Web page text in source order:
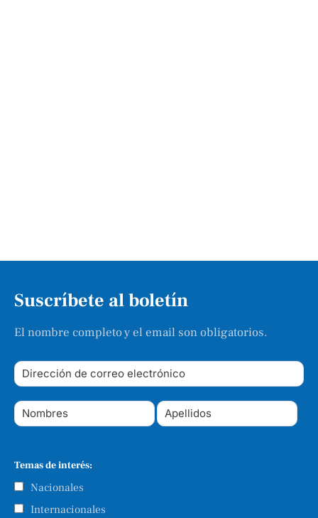
Suscríbete al boletín
El nombre completo y el email son obligatorios.
Temas de interés:
Nacionales
Internacionales